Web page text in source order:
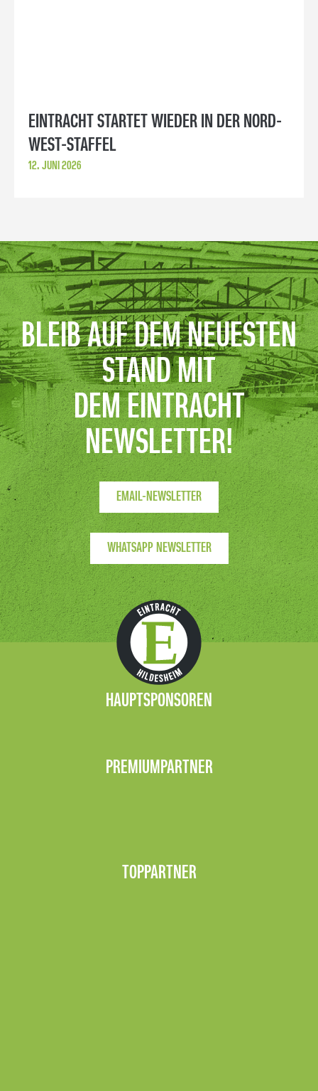
EINTRACHT STARTET WIEDER IN DER NORD-
WEST-STAFFEL
12. JUNI 2026
BLEIB AUF DEM NEUESTEN
STAND MIT
DEM EINTRACHT
NEWSLETTER!
EMAIL-NEWSLETTER
WHATSAPP NEWSLETTER
HAUPTSPONSOREN
PREMIUMPARTNER
TOPPARTNER